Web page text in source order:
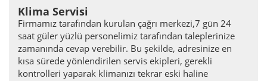
Klima Servisi
Firmamız tarafından kurulan çağrı merkezi,7 gün 24
saat güler yüzlü personelimiz tarafından taleplerinize
zamanında cevap verebilir. Bu şekilde, adresinize en
kısa sürede yönlendirilen servis ekipleri, gerekli
kontrolleri yaparak klimanızı tekrar eski haline